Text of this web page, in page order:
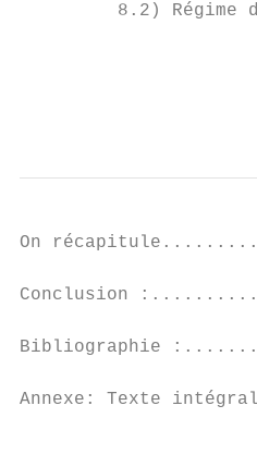
8.2) Régime
On
Conclusion
Bibliographie
Annexe: Texte